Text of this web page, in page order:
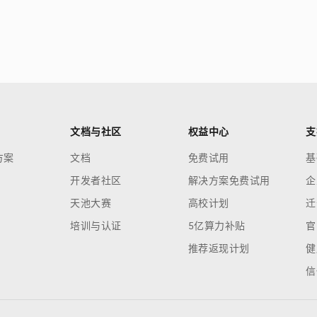
案
文档与社区
文档
开发者社区
天池大赛
培训与认证
权益中心
免费试用
解决方案免费试用
高校计划
5亿算力补贴
推荐返现计划